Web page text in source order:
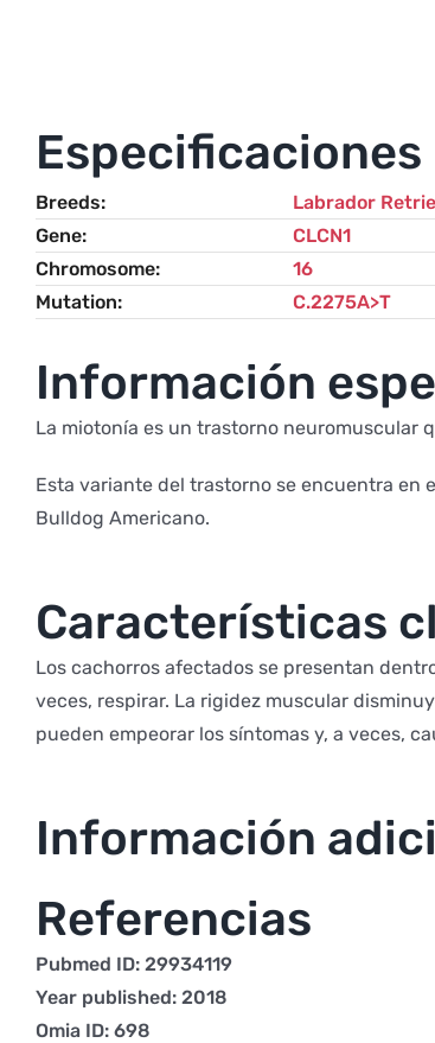
Especificaciones
Breeds
Labrador
Gene
CLCN1
Chromosome
16
Mutation
C.2275A>T
Información
La miotonía es un trastorno neuromuscular
Esta variante del trastorno se encuentra en
Bulldog Americano.
Características
Los cachorros afectados se presentan
veces, respirar. La rigidez muscular
pueden empeorar los síntomas y, a veces,
Información
Referencias
Pubmed ID: 29934119
Year published: 2018
Omia ID: 698